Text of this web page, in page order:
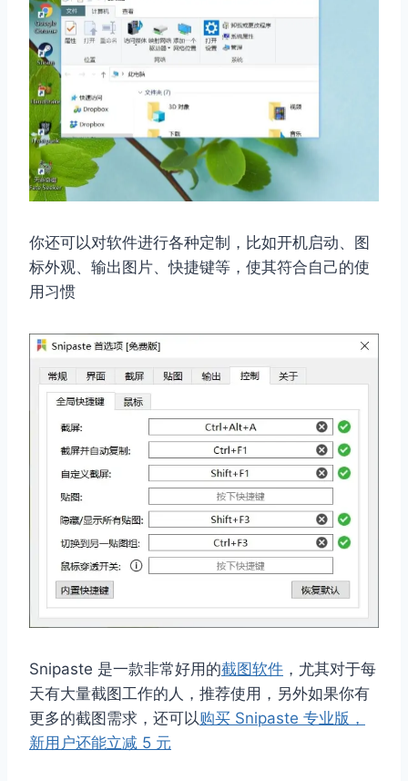
你还可以对软件进行各种定制，比如开机启动、图
标外观、输出图片、快捷键等，使其符合自己的使
用习惯
Snipaste 是一款非常好用的截图软件 ，尤其对于每
天有大量截图工作的人，推荐使用，另外如果你有
更多的截图需求，还可以购买 Snipaste 专业版，
新用户还能立减 5 元